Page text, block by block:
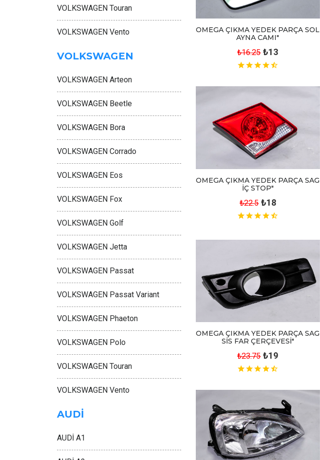
OMEGA ÇIKMA YEDEK PARÇA SOL
AYNA CAMI"
₺16.25 ₺13
OMEGA ÇIKMA YEDEK PARÇA SAG
İÇ STOP"
₺22.5 ₺18
OMEGA ÇIKMA YEDEK PARÇA SAG
SİS FAR ÇERÇEVESİ"
₺23.75 ₺19
VOLKSWAGEN Touran
VOLKSWAGEN Vento
VOLKSWAGEN
VOLKSWAGEN Arteon
VOLKSWAGEN Beetle
VOLKSWAGEN Bora
VOLKSWAGEN Corrado
VOLKSWAGEN Eos
VOLKSWAGEN Fox
VOLKSWAGEN Golf
VOLKSWAGEN Jetta
VOLKSWAGEN Passat
VOLKSWAGEN Passat Variant
VOLKSWAGEN Phaeton
VOLKSWAGEN Polo
VOLKSWAGEN Touran
VOLKSWAGEN Vento
AUDİ
AUDİ A1